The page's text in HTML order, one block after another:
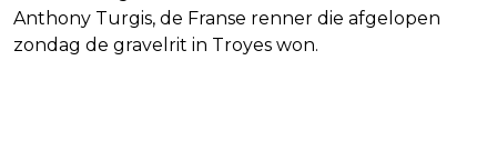
Anthony Turgis, de Franse renner die afgelopen
zondag de gravelrit in Troyes won.